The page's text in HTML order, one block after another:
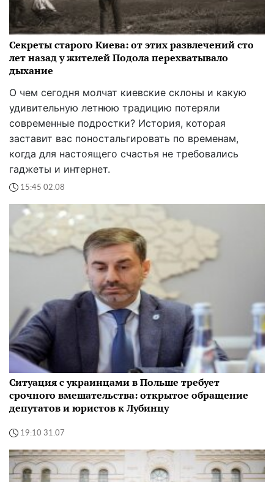
Секреты старого Киева: от этих развлечений сто
лет назад у жителей Подола перехватывало
дыхание
О чем сегодня молчат киевские склоны и какую
удивительную летнюю традицию потеряли
современные подростки? История, которая
заставит вас поностальгировать по временам,
когда для настоящего счастья не требовались
гаджеты и интернет.
15:45 02.08
Ситуация с украинцами в Польше требует
срочного вмешательства: открытое обращение
депутатов и юристов к Лубинцу
19:10 31.07